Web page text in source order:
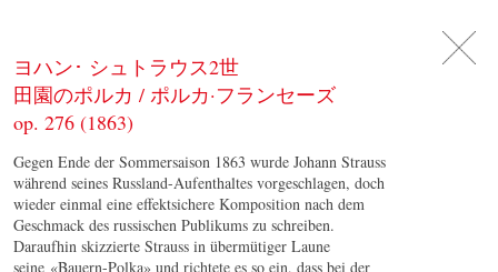
ヨハン･ シュトラウス2世
田園のポルカ / ポルカ·フランセーズ
op. 276 (1863)
Gegen Ende der Sommersaison 1863 wurde Johann Strauss
während seines Russland-Aufenthaltes vorgeschlagen, doch
wieder einmal eine effektsichere Komposition nach dem
Geschmack des russischen Publikums zu schreiben.
Daraufhin skizzierte Strauss in übermütiger Laune
seine «Bauern-Polka» und richtete es so ein, dass bei der